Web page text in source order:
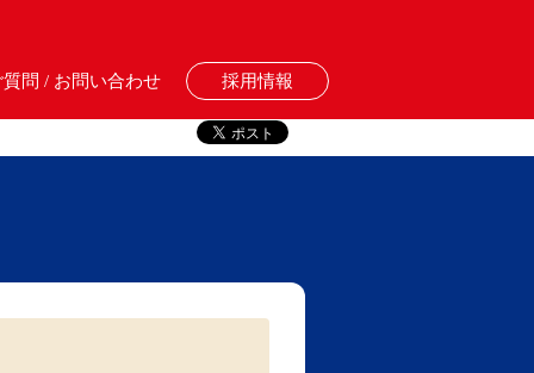
問 / お問い合わせ 採用情報